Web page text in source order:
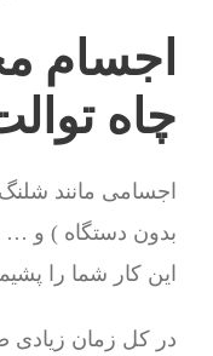
اجسام
چاه
اجسامی مانند
بدون دستگاه ) و …
این کار شما را
در کل زمان زیادی